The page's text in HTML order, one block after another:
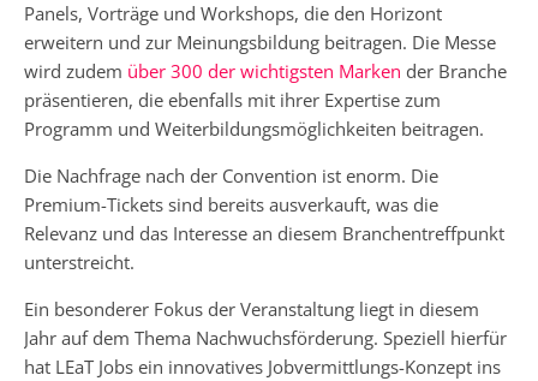
Panels, Vorträge und Workshops, die den Horizont
erweitern und zur Meinungsbildung beitragen. Die Messe
wird zudem über 300 der wichtigsten Marken der Branche
präsentieren, die ebenfalls mit ihrer Expertise zum
Programm und Weiterbildungsmöglichkeiten beitragen.
Die Nachfrage nach der Convention ist enorm. Die
Premium-Tickets sind bereits ausverkauft, was die
Relevanz und das Interesse an diesem Branchentreffpunkt
unterstreicht.
Ein besonderer Fokus der Veranstaltung liegt in diesem
Jahr auf dem Thema Nachwuchsförderung. Speziell hierfür
hat LEaT Jobs ein innovatives Jobvermittlungs-Konzept ins